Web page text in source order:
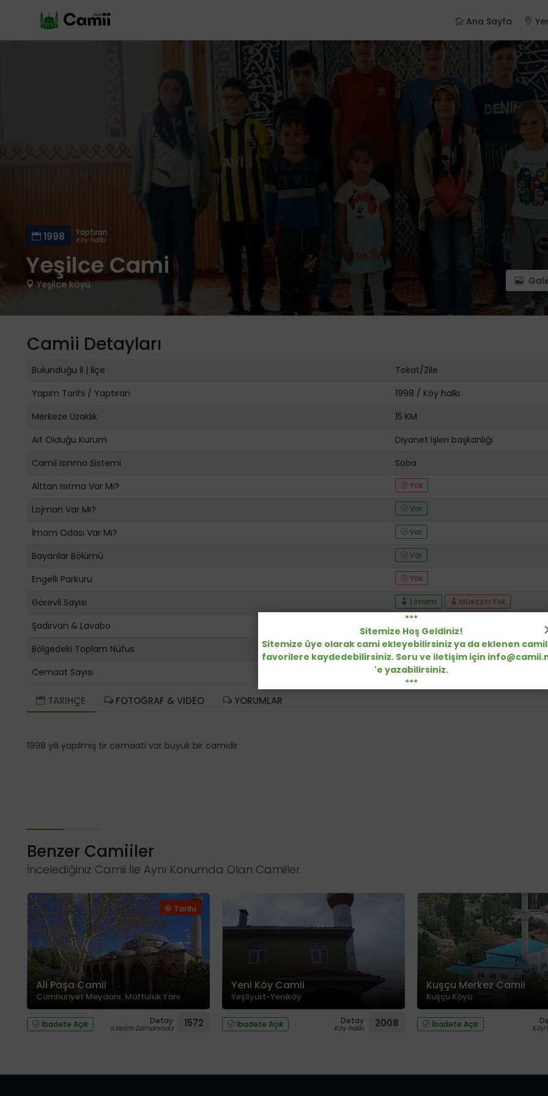
Ana Sayfa
Yaptıran
Köy halkı
1998
Yeşilce Cami
Yeşilce köyü
Camii Detayları
Bulunduğu İl | İlçe
Tokat/Zile
Yapım Tarihi / Yaptıran
1998 / Köy halkı
Merkeze Uzaklık
15 KM
Ait Olduğu Kurum
Diyanet işleri başkanlığı
Camii Isınma Sistemi
Soba
Alttan Isıtma Var Mı?
Yok
Lojman Var Mı? Var
İmam Odası Var Mı? Var
Bayanlar Bölümü Var
Engelli Parkuru Yok
Görevli Sayısı 1 İmam Müezzin Yok
Şadırvan & Lavabo
Bölgedeki Toplam Nüfus 500
Cemaat Sayısı Görüntüle
TARIHÇE FOTOĞRAF & VIDEO YORUMLAR
1998 yili yapılmış tir cemaati var büyük bir camidir
Benzer Camiiler
İncelediğiniz Camii İle Aynı Konumda Olan Camiiler.
Tarihi
Ali Paşa Camii
Cumhuriyet Meydanı, Müftülük Yanı
İbadete Açık Detay
II.Selim Zamanında 1572
Yeni Köy Camii
Yeşilyurt-Yeniköy
İbadete Açık Detay
Köy halkı 2008
Kuşçu Merkez Camii
Kuşçu Köyü
İbadete Açık Köy
***
Sitemize Hoş Geldiniz!
Sitemize üye olarak cami ekleyebilirsiniz ya da eklenen
favorilere kaydedebilirsiniz. Soru ve iletişim için
'e yazabilirsiniz.
***